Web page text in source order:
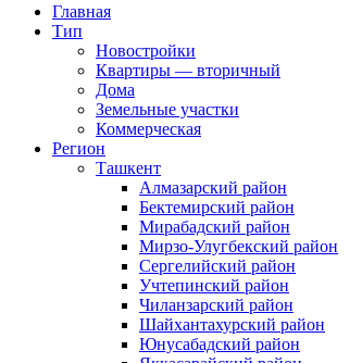
Главная
Тип
Новостройки
Квартиры — вторичный
Дома
Земельные участки
Коммерческая
Регион
Ташкент
Алмазарский район
Бектемирский район
Мирабадский район
Мирзо-Улугбекский район
Сергелийский район
Учтепинский район
Чиланзарский район
Шайхантахурский район
Юнусабадский район